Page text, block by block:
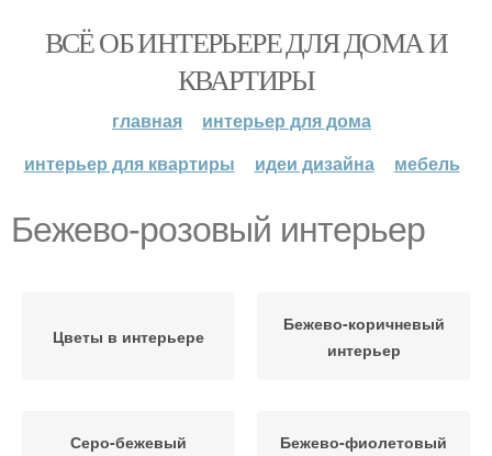
ВСЁ ОБ ИНТЕРЬЕРЕ ДЛЯ ДОМА И
КВАРТИРЫ
главная
интерьер для дома
интерьер для квартиры
идеи дизайна мебель
Бежево-розовый интерьер
Цветы в интерьере
Бежево-коричневый
интерьер
Серо-бежевый
Бежево-фиолетовый